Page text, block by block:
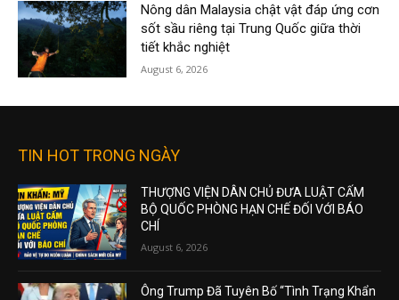
Nông dân Malaysia chật vật đáp ứng cơn
sốt sầu riêng tại Trung Quốc giữa thời
tiết khắc nghiệt
August 6, 2026
TIN HOT TRONG NGÀY
THƯỢNG VIỆN DÂN CHỦ ĐƯA LUẬT CẤM
BỘ QUỐC PHÒNG HẠN CHẾ ĐỐI VỚI BÁO
CHÍ
August 6, 2026
Ông Trump Đã Tuyên Bố “Tình Trạng Khẩn